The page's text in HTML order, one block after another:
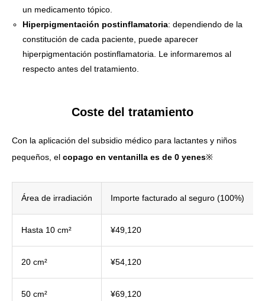
un medicamento tópico.
Hiperpigmentación postinflamatoria: dependiendo de la
constitución de cada paciente, puede aparecer
hiperpigmentación postinflamatoria. Le informaremos al
respecto antes del tratamiento.
Coste del tratamiento
Con la aplicación del subsidio médico para lactantes y niños
pequeños, el copago en ventanilla es de 0 yenes※
Área de irradiación Importe facturado al seguro (100%)
Hasta 10 cm² ¥49,120
20 cm² ¥54,120
50 cm² ¥69,120